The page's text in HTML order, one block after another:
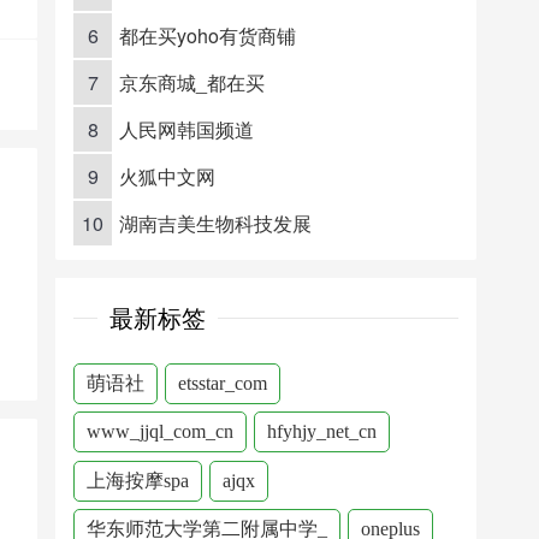
6
都在买yoho有货商铺
7
京东商城_都在买
8
人民网韩国频道
9
火狐中文网
10
湖南吉美生物科技发展
最新标签
萌语社 etsstar_com
www_jjql_com_cn hfyhjy_net_cn
上海按摩spa ajqx
华东师范大学第二附属中学_ oneplus